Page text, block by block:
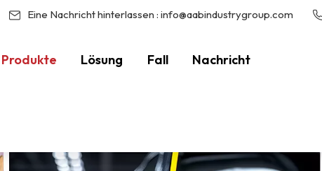
Eine Nachricht hinterlassen : info@aabindustrygroup.com
Produkte Lösung Fall Nachricht